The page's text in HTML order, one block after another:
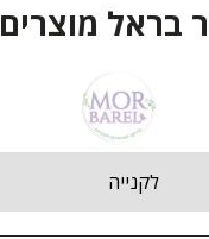
בראל מוצרים
לקנייה